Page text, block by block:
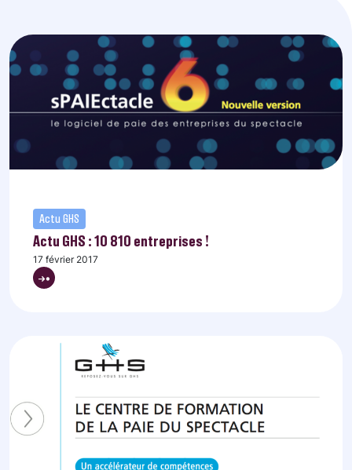
Actu GHS
Actu GHS : 10 810 entreprises !
17 février 2017